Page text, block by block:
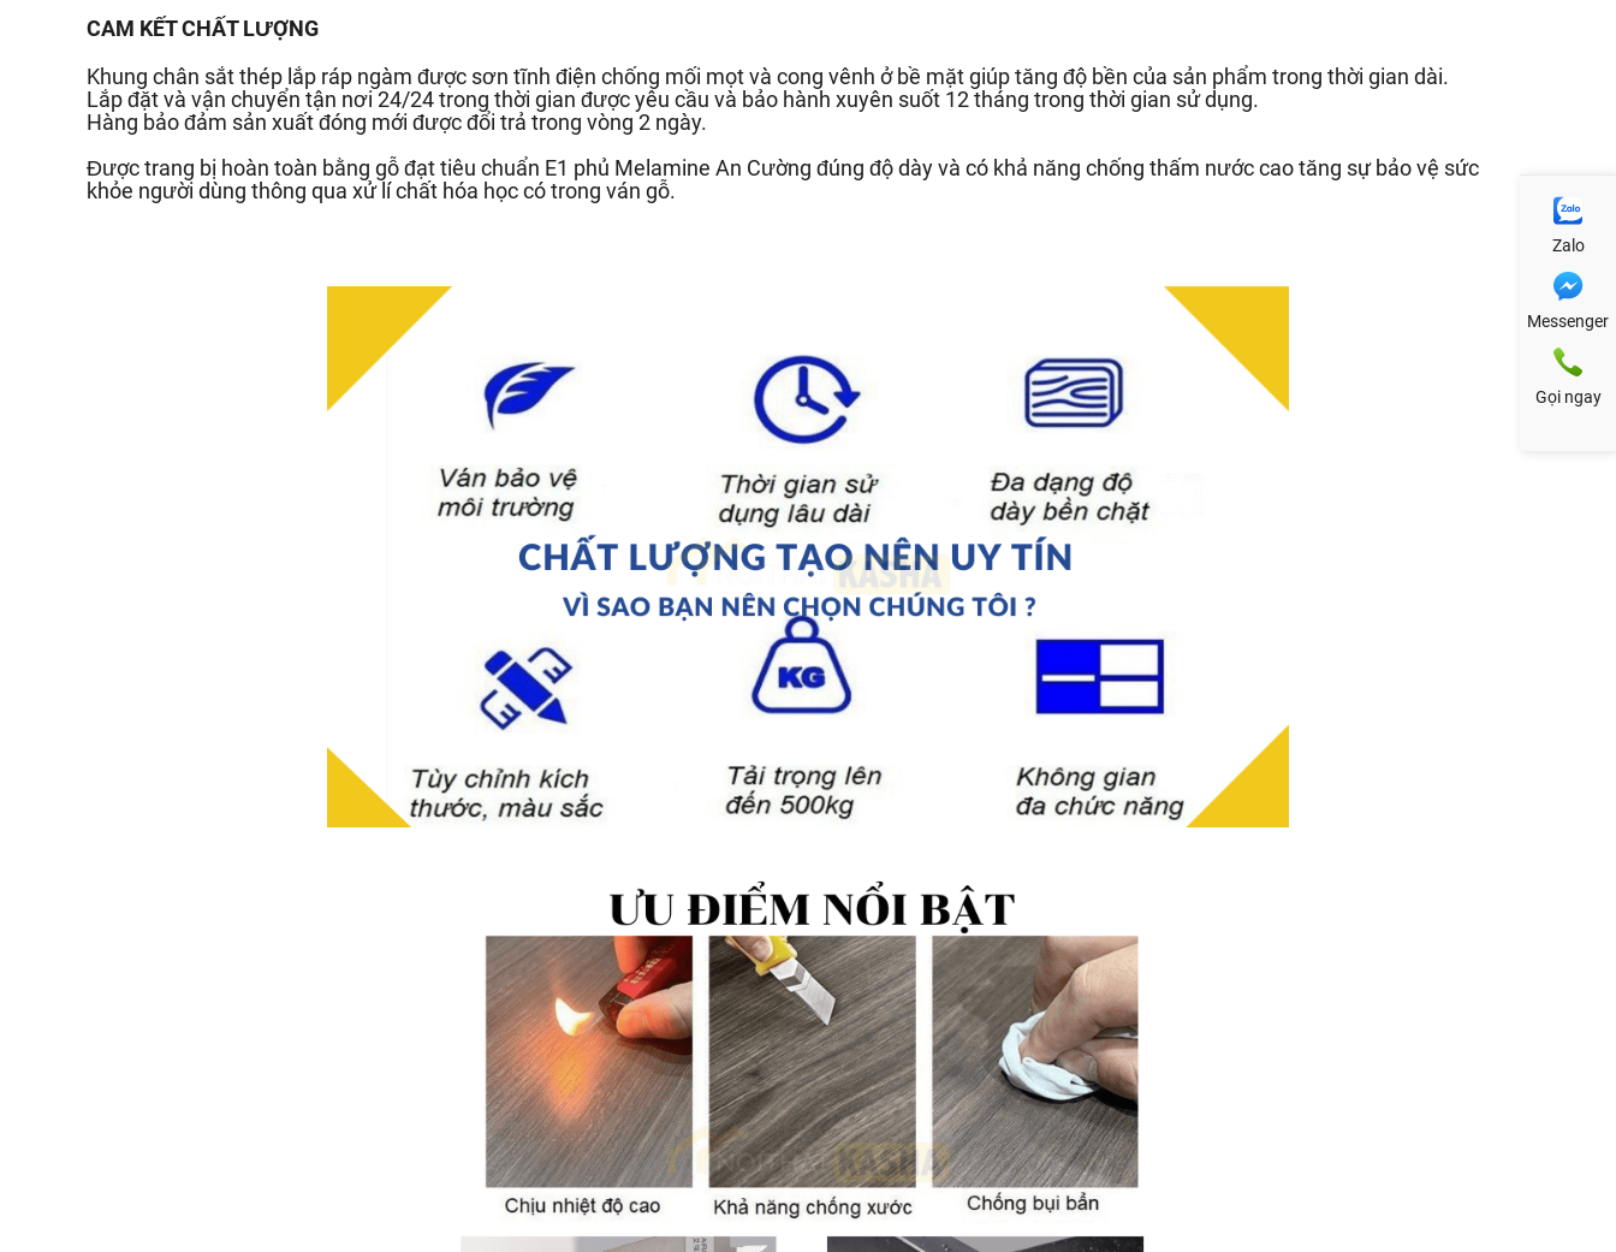
CAM KẾT CHẤT LƯỢNG
Khung chân sắt thép lắp ráp ngàm được sơn tĩnh điện chống mối mọt và cong vênh ở bề mặt giúp tăng độ bền của sản phẩm trong thời gian dài.
Lắp đặt và vận chuyển tận nơi 24/24 trong thời gian được yêu cầu và bảo hành xuyên suốt 12 tháng trong thời gian sử dụng.
Hàng bảo đảm sản xuất đóng mới được đổi trả trong vòng 2 ngày.
Được trang bị hoàn toàn bằng gỗ đạt tiêu chuẩn E1 phủ Melamine An Cường đúng độ dày và có khả năng chống thấm nước cao tăng sự bảo vệ sức
khỏe người dùng thông qua xử lí chất hóa học có trong ván gỗ.
Zalo
Messenger
Gọi ngay